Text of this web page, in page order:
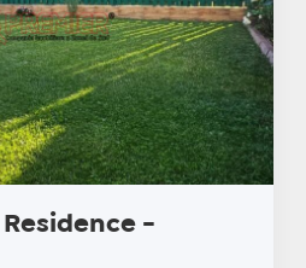
Residence -